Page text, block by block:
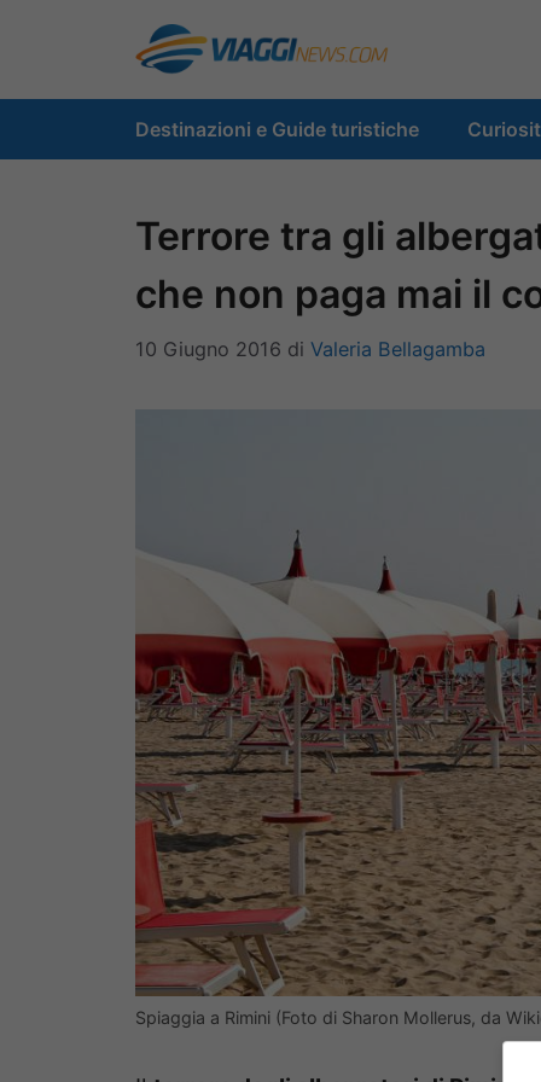
contenuto
Destinazioni e Guide turistiche
Terrore tra gli
che non paga mai il
10 Giugno 2016 di Valeria Bellagamba
Spiaggia a Rimini (Foto di Sharon Mollerus, da